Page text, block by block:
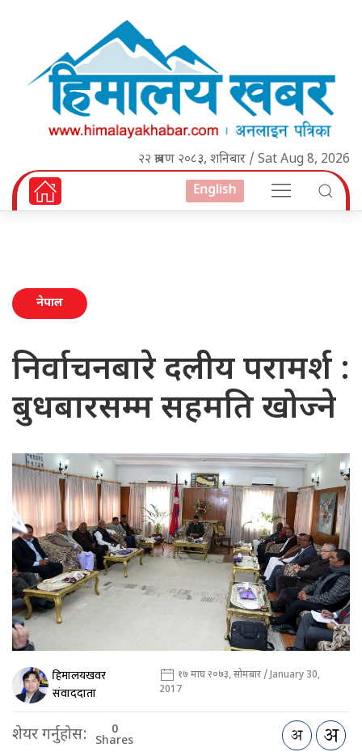
२२ श्रावण २०८३, शनिबार / Sat Aug 8, 2026
English
नेपाल
निर्वाचनबारे दलीय परामर्श :
बुधबारसम्म सहमति खोज्ने
हिमालयखवर
संवाददाता
१७ माघ २०७३, सोमबार / January 30,
2017
शेयर गर्नुहोस: 0
Shares